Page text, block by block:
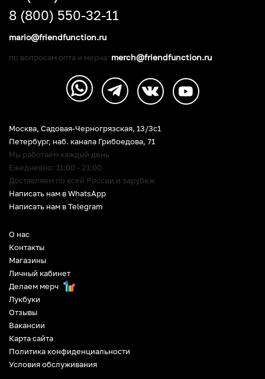
О нас
Контакты
Магазины
Личный кабинет
Делаем мерч
Лукбуки
Отзывы
Вакансии
Карта сайта
Политика конфиденциальности
Условия обслуживания
Москва, Садовая-Черногрязская, 13/3c1
Петербург, наб. канала Грибоедова, 71
Мы работаем каждый день
Ежедневно: 11:00 - 21:00
Доставляем по всей России и зарубеж
Написать нам в WhatsApp
Написать нам в Telegram
8 (800) 550-32-11
mario@friendfunction.ru
по вопросам опта и мерча: merch@friendfunction.ru